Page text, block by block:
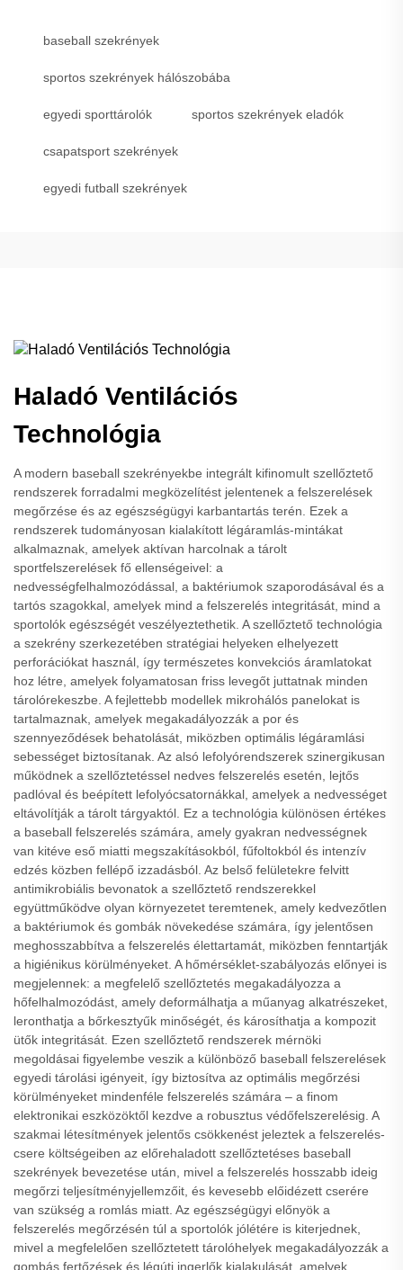
baseball szekrények
sportos szekrények hálószobába
egyedi sporttárolók sportos szekrények eladók
csapatsport szekrények
egyedi futball szekrények
Haladó Ventilációs
Technológia
A modern baseball szekrényekbe integrált kifinomult szellőztető
rendszerek forradalmi megközelítést jelentenek a felszerelések
megőrzése és az egészségügyi karbantartás terén. Ezek a
rendszerek tudományosan kialakított légáramlás-mintákat
alkalmaznak, amelyek aktívan harcolnak a tárolt
sportfelszerelések fő ellenségeivel: a
nedvességfelhalmozódással, a baktériumok szaporodásával és a
tartós szagokkal, amelyek mind a felszerelés integritását, mind a
sportolók egészségét veszélyeztethetik. A szellőztető technológia
a szekrény szerkezetében stratégiai helyeken elhelyezett
perforációkat használ, így természetes konvekciós áramlatokat
hoz létre, amelyek folyamatosan friss levegőt juttatnak minden
tárolórekeszbe. A fejlettebb modellek mikrohálós panelokat is
tartalmaznak, amelyek megakadályozzák a por és
szennyeződések behatolását, miközben optimális légáramlási
sebességet biztosítanak. Az alsó lefolyórendszerek szinergikusan
működnek a szellőztetéssel nedves felszerelés esetén, lejtős
padlóval és beépített lefolyócsatornákkal, amelyek a nedvességet
eltávolítják a tárolt tárgyaktól. Ez a technológia különösen értékes
a baseball felszerelés számára, amely gyakran nedvességnek
van kitéve eső miatti megszakításokból, fűfoltokból és intenzív
edzés közben fellépő izzadásból. Az belső felületekre felvitt
antimikrobiális bevonatok a szellőztető rendszerekkel
együttműködve olyan környezetet teremtenek, amely kedvezőtlen
a baktériumok és gombák növekedése számára, így jelentősen
meghosszabbítva a felszerelés élettartamát, miközben fenntartják
a higiénikus körülményeket. A hőmérséklet-szabályozás előnyei is
megjelennek: a megfelelő szellőztetés megakadályozza a
hőfelhalmozódást, amely deformálhatja a műanyag alkatrészeket,
leronthatja a bőrkesztyűk minőségét, és károsíthatja a kompozit
ütők integritását. Ezen szellőztető rendszerek mérnöki
megoldásai figyelembe veszik a különböző baseball felszerelések
egyedi tárolási igényeit, így biztosítva az optimális megőrzési
körülményeket mindenféle felszerelés számára – a finom
elektronikai eszközöktől kezdve a robusztus védőfelszerelésig. A
szakmai létesítmények jelentős csökkenést jeleztek a felszerelés-
csere költségeiben az előrehaladott szellőztetéses baseball
szekrények bevezetése után, mivel a felszerelés hosszabb ideig
megőrzi teljesítményjellemzőit, és kevesebb előidézett cserére
van szükség a romlás miatt. Az egészségügyi előnyök a
felszerelés megőrzésén túl a sportolók jólétére is kiterjednek,
mivel a megfelelően szellőztetett tárolóhelyek megakadályozzák a
gombás fertőzések és légúti ingerlők kialakulását, amelyek